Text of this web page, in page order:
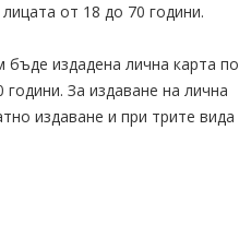
от 18 до 70 години.
издадена лична карта по
За издаване на лична
издаване и при трите вида